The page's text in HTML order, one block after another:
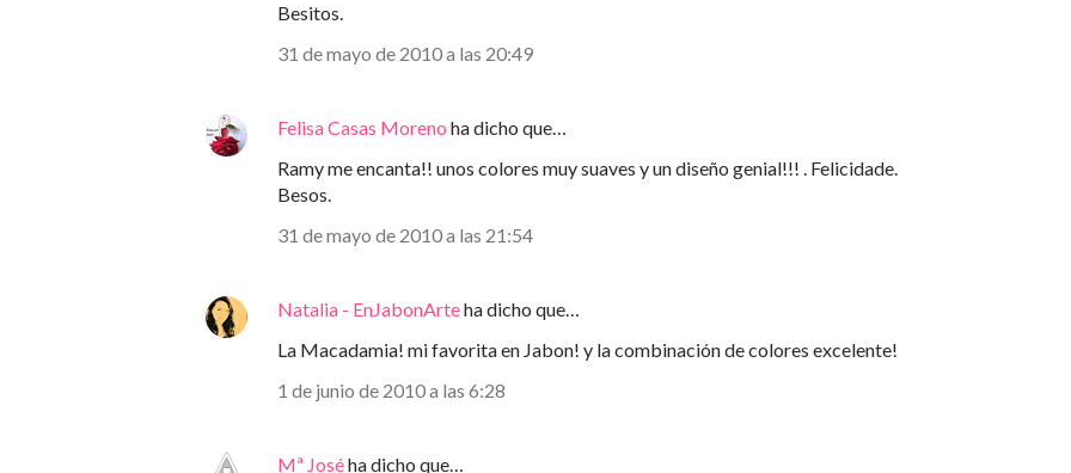
Besitos.
31 de mayo de 2010 a las 20:49
Felisa Casas Moreno ha dicho que…
Ramy me encanta!! unos colores muy suaves y un diseño genial!!! . Felicidade.
Besos.
31 de mayo de 2010 a las 21:54
Natalia - EnJabonArteha dicho que…
La Macadamia! mi favorita en Jabon! y la combinación de colores excelente!
1 de junio de 2010 a las 6:28
Mª Joséha dicho que…